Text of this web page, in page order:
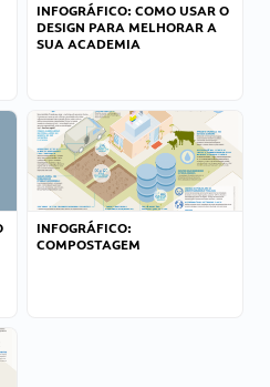
INFOGRÁFICO: COMO USAR O
DESIGN PARA MELHORAR A
SUA ACADEMIA
INFOGRÁFICO:
COMPOSTAGEM